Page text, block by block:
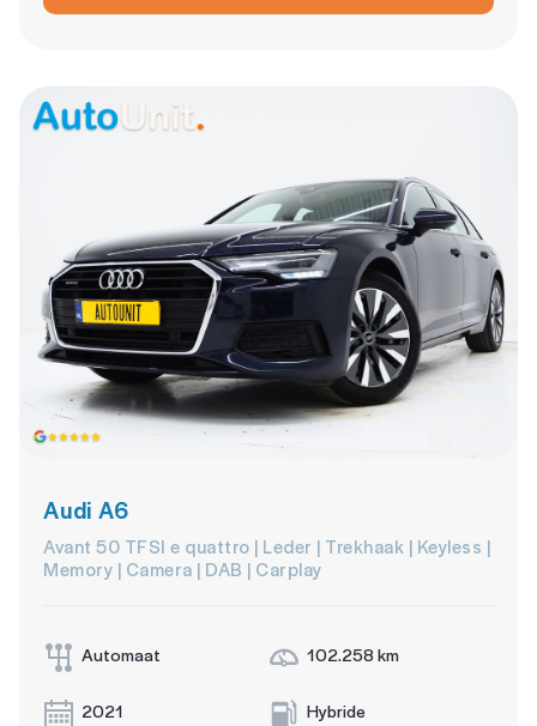
Audi A6
Avant 50 TFSI e quattro | Leder | Trekhaak | Keyless |
Memory | Camera | DAB | Carplay
Automaat 102.258 km
2021 Hybride